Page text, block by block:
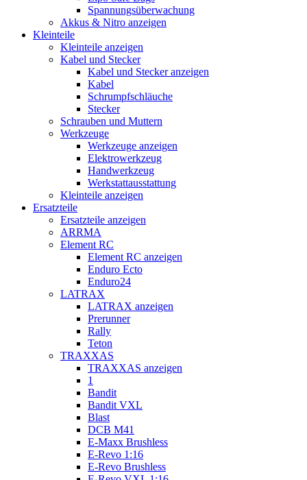
Spannungsüberwachung
Akkus & Nitro anzeigen
Kleinteile
Kleinteile anzeigen
Kabel und Stecker
Kabel und Stecker anzeigen
Kabel
Schrumpfschläuche
Stecker
Schrauben und Muttern
Werkzeuge
Werkzeuge anzeigen
Elektrowerkzeug
Handwerkzeug
Werkstattausstattung
Kleinteile anzeigen
Ersatzteile
Ersatzteile anzeigen
ARRMA
Element RC
Element RC anzeigen
Enduro Ecto
Enduro24
LATRAX
LATRAX anzeigen
Prerunner
Rally
Teton
TRAXXAS
TRAXXAS anzeigen
1
Bandit
Bandit VXL
Blast
DCB M41
E-Maxx Brushless
E-Revo 1:16
E-Revo Brushless